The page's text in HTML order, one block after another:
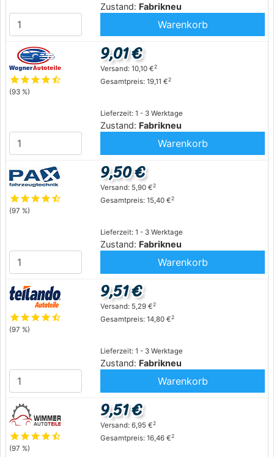
Zustand: Fabrikneu
Warenkorb
starstarstarstarstar_half
(93 %)
Lieferzeit: 1 - 3 Werktage
Zustand: Fabrikneu
9,01 €
Versand: 10,10 €2
Gesamtpreis: 19,11 €2
Warenkorb
starstarstarstarstar_half
(97 %)
Lieferzeit: 1 - 3 Werktage
Zustand: Fabrikneu
9,50 €
Versand: 5,90 €2
Gesamtpreis: 15,40 €2
Warenkorb
starstarstarstarstar_half
(97 %)
Lieferzeit: 1 - 3 Werktage
Zustand: Fabrikneu
9,51 €
Versand: 5,29 €2
Gesamtpreis: 14,80 €2
Warenkorb
starstarstarstarstar_half
(97 %)
9,51 €
Versand: 6,95 €2
Gesamtpreis: 16,46 €2